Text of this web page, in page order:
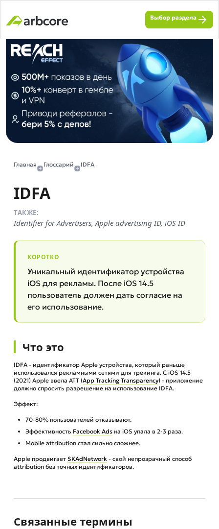
Выбор раздела
Главная Глоссарий IDFA
IDFA
ТАКЖЕ:
Identifier for Advertisers, Apple advertising ID, iOS ID
КОРОТКО
Уникальный идентификатор устройства
iOS для рекламы. После iOS 14.5
пользователь должен дать согласие на
его использование.
Что это
IDFA - идентификатор Apple устройства, который раньше
использовался рекламными сетями для трекинга. С iOS 14.5
(2021) Apple ввела ATT (App Tracking Transparency) - приложение
должно спросить разрешение на использование IDFA.
Эффект:
70-80% пользователей отказывают.
Эффективность Facebook Ads на iOS упала в 2-3 раза.
Mobile attribution стал сильно сложнее.
Apple продвигает SKAdNetwork - свой непрозрачный способ
attribution без точных идентификаторов.
Связанные термины